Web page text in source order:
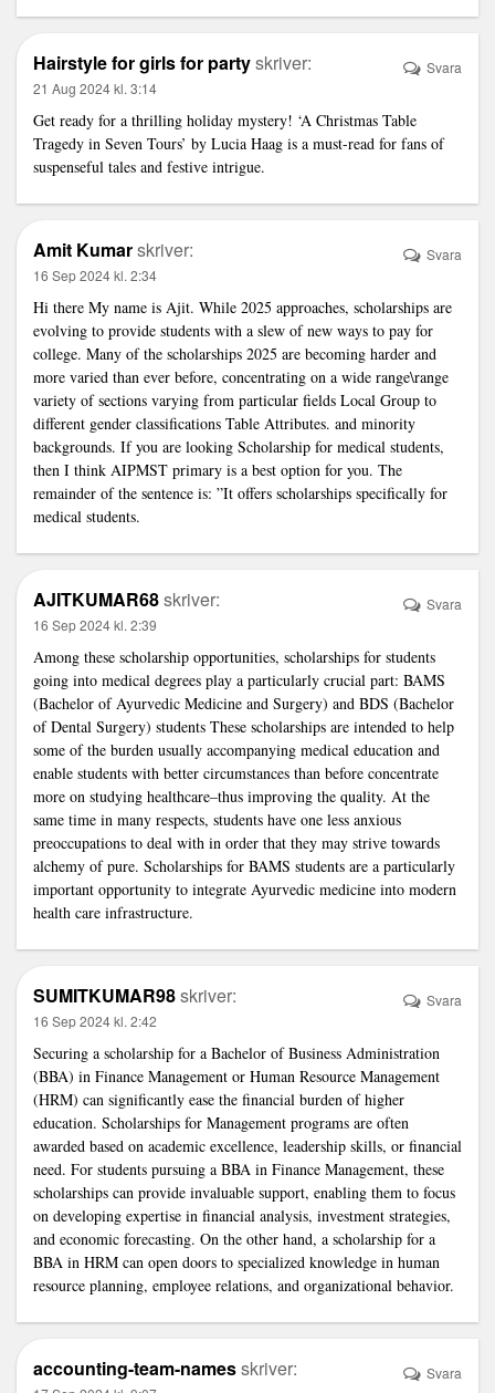
Hairstyle for girls for partyskriver:
21 Aug 2024 kl. 3:14
Get ready for a thrilling holiday mystery! ‘A Christmas Table
Tragedy in Seven Tours’ by Lucia Haag is a must-read for fans of
suspenseful tales and festive intrigue.
Svara
Amit Kumarskriver:
16 Sep 2024 kl. 2:34
Hi there My name is Ajit. While 2025 approaches, scholarships are
evolving to provide students with a slew of new ways to pay for
college. Many of the scholarships 2025 are becoming harder and
more varied than ever before, concentrating on a wide range\range
variety of sections varying from particular fields Local Group to
different gender classifications Table Attributes. and minority
backgrounds. If you are looking Scholarship for medical students,
then I think AIPMST primary is a best option for you. The
remainder of the sentence is: ”It offers scholarships specifically for
medical students.
Svara
AJITKUMAR68skriver:
16 Sep 2024 kl. 2:39
Among these scholarship opportunities, scholarships for students
going into medical degrees play a particularly crucial part: BAMS
(Bachelor of Ayurvedic Medicine and Surgery) and BDS (Bachelor
of Dental Surgery) students These scholarships are intended to help
some of the burden usually accompanying medical education and
enable students with better circumstances than before concentrate
more on studying healthcare–thus improving the quality. At the
same time in many respects, students have one less anxious
preoccupations to deal with in order that they may strive towards
alchemy of pure. Scholarships for BAMS students are a particularly
important opportunity to integrate Ayurvedic medicine into modern
health care infrastructure.
Svara
SUMITKUMAR98skriver:
16 Sep 2024 kl. 2:42
Securing a scholarship for a Bachelor of Business Administration
(BBA) in Finance Management or Human Resource Management
(HRM) can significantly ease the financial burden of higher
education. Scholarships for Management programs are often
awarded based on academic excellence, leadership skills, or financial
need. For students pursuing a BBA in Finance Management, these
scholarships can provide invaluable support, enabling them to focus
on developing expertise in financial analysis, investment strategies,
and economic forecasting. On the other hand, a scholarship for a
BBA in HRM can open doors to specialized knowledge in human
resource planning, employee relations, and organizational behavior.
Svara
accounting-team-namesskriver: Svara